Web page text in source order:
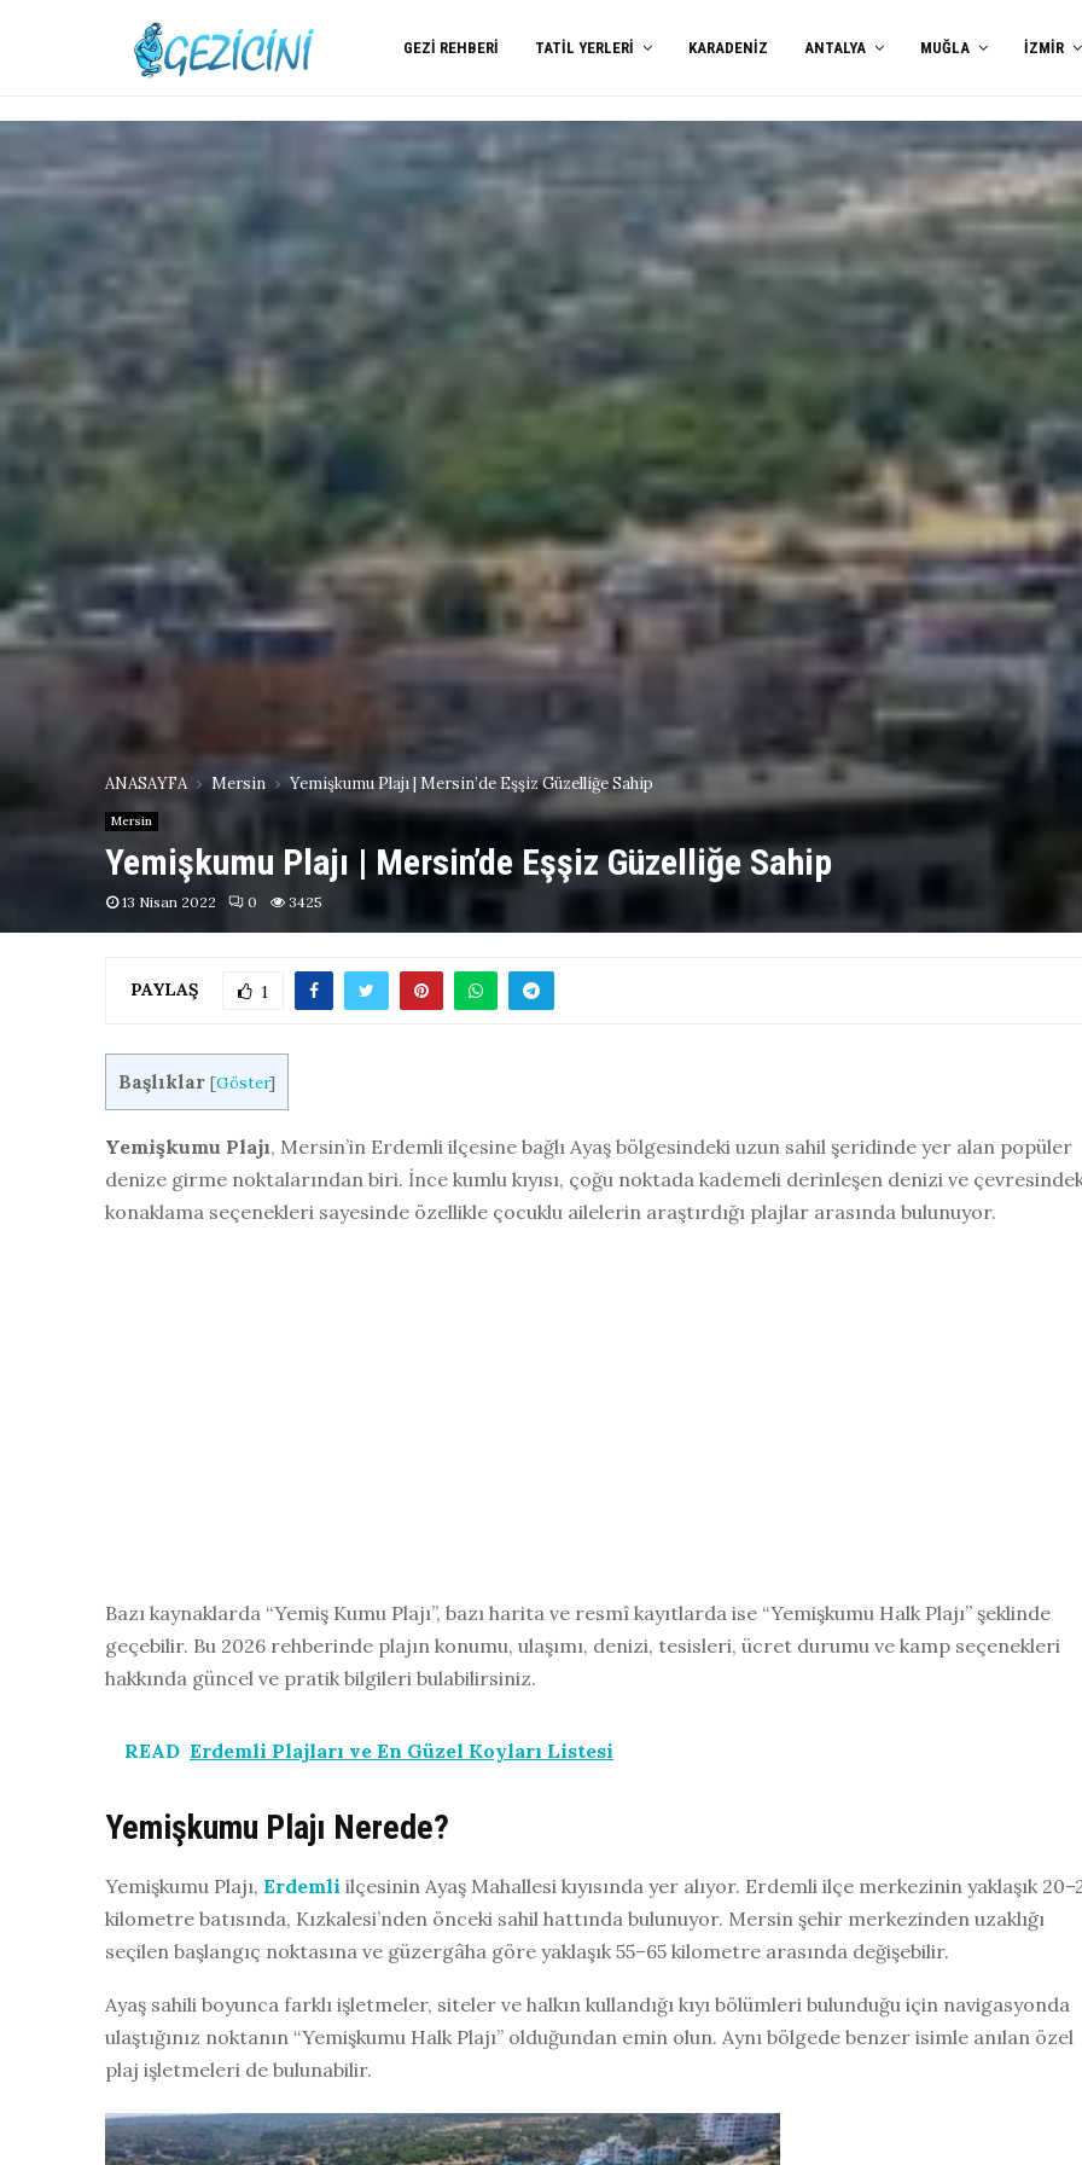
GEZI REHBERI TATIL YERLERI KARADENIZ ANTALYA MUĞLA İZMIR
ANASAYFA Mersin Yemişkumu Plajı | Mersin’de Eşşiz Güzelliğe Sahip
Mersin
Yemişkumu Plajı | Mersin’de Eşşiz Güzelliğe Sahip
13 Nisan 2022 0 3425
PAYLAŞ 1
Başlıklar [Göster]
Yemişkumu Plajı, Mersin’in Erdemli ilçesine bağlı Ayaş bölgesindeki uzun sahil şeridinde yer alan popüler
denize girme noktalarından biri. İnce kumlu kıyısı, çoğu noktada kademeli derinleşen denizi ve
konaklama seçenekleri sayesinde özellikle çocuklu ailelerin araştırdığı plajlar arasında bulunuyor.
Bazı kaynaklarda “Yemiş Kumu Plajı”, bazı harita ve resmî kayıtlarda ise “Yemişkumu Halk Plajı” şeklinde
geçebilir. Bu 2026 rehberinde plajın konumu, ulaşımı, denizi, tesisleri, ücret durumu ve kamp seçenekleri
hakkında güncel ve pratik bilgileri bulabilirsiniz.
READ Erdemli Plajları ve En Güzel Koyları Listesi
Yemişkumu Plajı Nerede?
Yemişkumu Plajı, Erdemli ilçesinin Ayaş Mahallesi kıyısında yer alıyor. Erdemli ilçe merkezinin yaklaşık
kilometre batısında, Kızkalesi’nden önceki sahil hattında bulunuyor. Mersin şehir merkezinden uzaklığı
seçilen başlangıç noktasına ve güzergâha göre yaklaşık 55–65 kilometre arasında değişebilir.
Ayaş sahili boyunca farklı işletmeler, siteler ve halkın kullandığı kıyı bölümleri bulunduğu için navigasyonda
ulaştığınız noktanın “Yemişkumu Halk Plajı” olduğundan emin olun. Aynı bölgede benzer isimle anılan özel
plaj işletmeleri de bulunabilir.